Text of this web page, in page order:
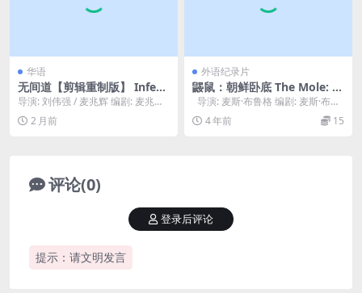
华语
无间道【剪辑重制版】 Infern
al Affairs SAGA – Chronolo
gical Cut REDUX 2002-2003
导演: 刘伟强 / 麦兆辉 编剧: 麦兆
辉 / 庄文强 主演: 刘德华 / 梁朝...
2 月前
外语纪录片
鼹鼠：朝鲜卧底 The Mole: U
ndercover in North Korea
(2020)
导演: 麦斯·布鲁格 编剧: 麦斯·布鲁
格 类型: 纪录片 制片国...
4 年前 15
评论(0)
提示：请文明发言
登录后评论